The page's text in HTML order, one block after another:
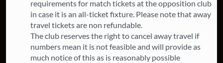
requirements for match tickets at the opposition club
in case it is an all-ticket fixture. ​Please note that away
travel tickets are non refundable.
The club reserves the right to cancel away travel if
numbers mean it is not feasible and will provide as
much notice of this as is reasonably possible